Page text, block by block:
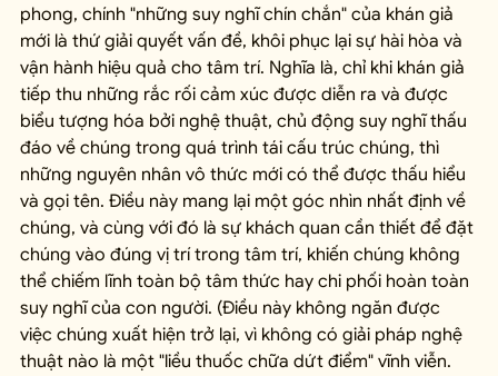
phong, chính "những suy nghĩ chín chắn" của khán giả
mới là thứ giải quyết vấn đề, khôi phục lại sự hài hòa và
vận hành hiệu quả cho tâm trí. Nghĩa là, chỉ khi khán giả
tiếp thu những rắc rối cảm xúc được diễn ra và được
biểu tượng hóa bởi nghệ thuật, chủ động suy nghĩ thấu
đáo về chúng trong quá trình tái cấu trúc chúng, thì
những nguyên nhân vô thức mới có thể được thấu hiểu
và gọi tên. Điều này mang lại một góc nhìn nhất định về
chúng, và cùng với đó là sự khách quan cần thiết để đặt
chúng vào đúng vị trí trong tâm trí, khiến chúng không
thể chiếm lĩnh toàn bộ tâm thức hay chi phối hoàn toàn
suy nghĩ của con người. (Điều này không ngăn được
việc chúng xuất hiện trở lại, vì không có giải pháp nghệ
thuật nào là một "liều thuốc chữa dứt điểm" vĩnh viễn.